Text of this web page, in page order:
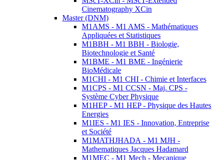
Cinematography XCin
Master (DNM)
M1AMS - M1 AMS - Mathématiques
Appliquées et Statistiques
M1BBH - M1 BBH - Biologie,
Biotechnologie et Santé
M1BME - M1 BME - Ingénierie
BioMédicale
M1CHI - M1 CHI - Chimie et Interfaces
M1CPS - M1 CCSN - Maj. CPS -
Système Cyber Physique
M1HEP - M1 HEP - Physique des Hautes
Energies
M1IES - M1 IES - Innovation, Entreprise
et Société
M1MATHJHADA - M1 MJH -
Mathematiques Jacques Hadamard
M1MEC - M1 Mech - Mecanique